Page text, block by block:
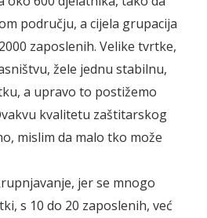
području, a cijela grupacija
zaposlenih. Velike tvrtke,
žele jednu stabilnu,
a upravo to postižemo
kvalitetu zaštitarskog
mislim da malo tko može
jer se mnogo
s 10 do 20 zaposlenih, već